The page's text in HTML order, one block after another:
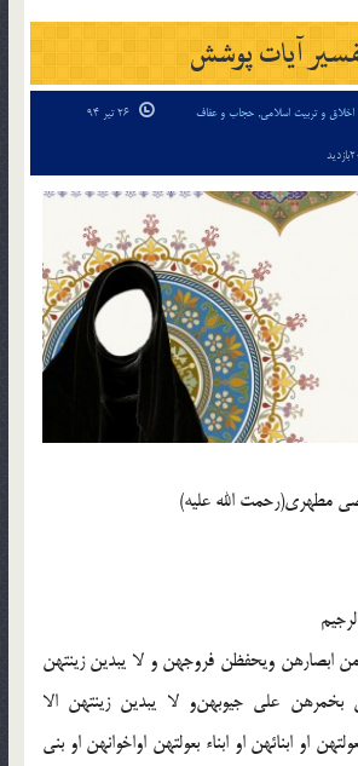
آیات پوشش
اخلاق و تربیت اسلامی, حجاب و عفاف
مطهری(رحمت الله علیه)
ابصارهن ویحفظن فروجهن و لا یبدین زینتهن
بخمرهن علی جیوبهن‌و لا یبدین زینتهن الا
او ابنائهن او ابناء بعولتهن اواخوانهن او بنی